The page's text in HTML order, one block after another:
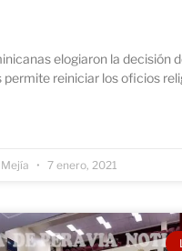
elogiaron la decisión
permite reiniciar los oficios
7 enero, 2021